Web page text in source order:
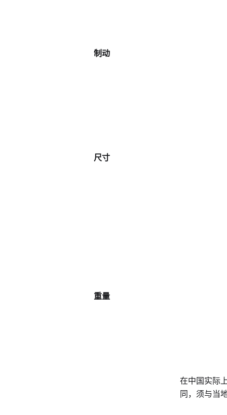
制动
尺寸
重量
在中国实际
同，须与当